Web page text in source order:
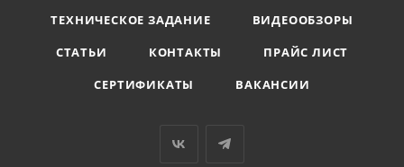
ТЕХНИЧЕСКОЕ ЗАДАНИЕ
ВИДЕООБЗОРЫ
СТАТЬИ
КОНТАКТЫ
ПРАЙС ЛИСТ
СЕРТИФИКАТЫ
ВАКАНСИИ